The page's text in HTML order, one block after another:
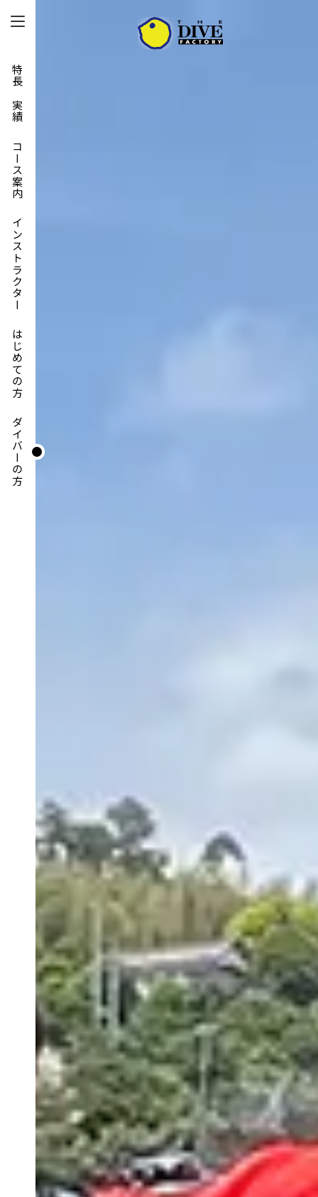
特長と実績
コース案内
インストラクター
はじめての方
ダイバーの方